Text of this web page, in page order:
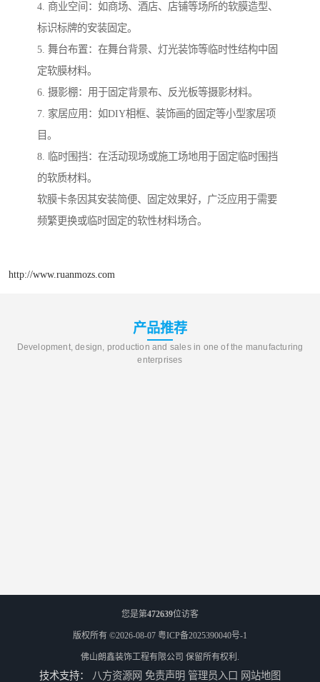
4. 商业空间：如商场、酒店、店铺等场所的软膜造型、
标识标牌的安装固定。
5. 舞台布置：在舞台背景、灯光装饰等临时性结构中固
定软膜材料。
6. 摄影棚：用于固定背景布、反光板等摄影材料。
7. 家居应用：如DIY相框、装饰画的固定等小型家居项
目。
8. 临时围挡：在活动现场或施工场地用于固定临时围挡
的软质材料。
软膜卡条因其安装简便、固定效果好，广泛应用于需要
频繁更换或临时固定的软性材料场合。
http://www.ruanmozs.com
产品推荐
Development, design, production and sales in one of the manufacturing
enterprises
您是第472639位访客
版权所有 ©2026-08-07 粤ICP备2025390040号-1
佛山朗鑫装饰工程有限公司 保留所有权利.
技术支持： 八方资源网 免责声明 管理员入口 网站地图